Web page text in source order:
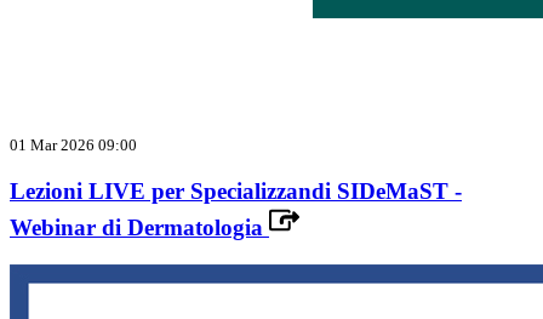
01 Mar 2026 09:00
Lezioni LIVE per Specializzandi SIDeMaST -
Webinar di Dermatologia